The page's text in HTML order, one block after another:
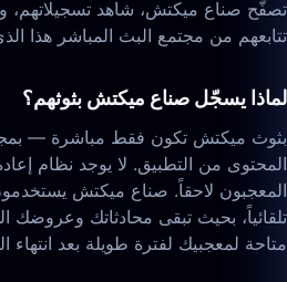
تصفّح صناع ميكتش، شاهد تسجيلاتهم،
تتابعهم من مجتمع البث المباشر هذا
لماذا يسجّل صناع ميكتش بثوثهم؟
بثوث ميكتش تكون فقط مباشرة —
المحتوى من التطبيق. لا يوجد نظام
المعجبون لاحقاً. صناع ميكتش
تلقائياً، بحيث تبقى محادثاتك وعروضك
متاحة لمعجبيك لفترة طويلة بعد انتهاء